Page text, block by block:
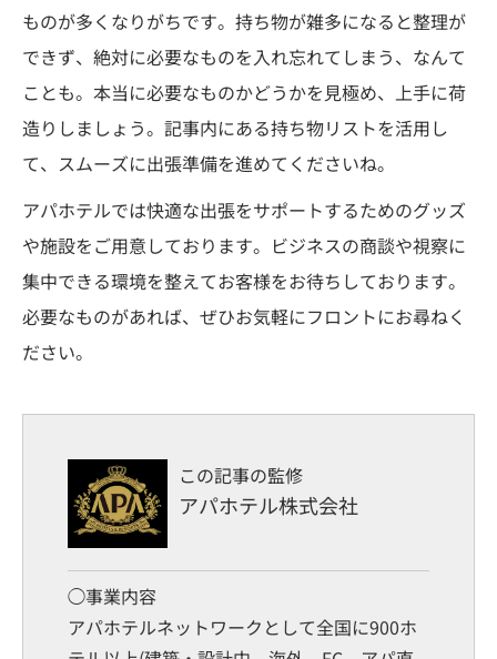
ものが多くなりがちです。持ち物が雑多になると整理が
できず、絶対に必要なものを入れ忘れてしまう、なんて
ことも。本当に必要なものかどうかを見極め、上手に荷
造りしましょう。記事内にある持ち物リストを活用し
て、スムーズに出張準備を進めてくださいね。
アパホテルでは快適な出張をサポートするためのグッズ
や施設をご用意しております。ビジネスの商談や視察に
集中できる環境を整えてお客様をお待ちしております。
必要なものがあれば、ぜひお気軽にフロントにお尋ねく
ださい。
この記事の監修
アパホテル株式会社
◯事業内容
アパホテルネットワークとして全国に900ホ